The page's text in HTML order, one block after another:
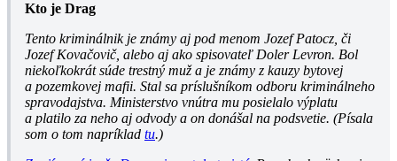
Kto je Drag
Tento kriminálnik je známy aj pod menom Jozef Patocz, či
Jozef Kovačovič, alebo aj ako spisovateľ Doler Levron. Bol
niekoľkokrát súde trestný muž a je známy z kauzy bytovej
a pozemkovej mafii. Stal sa príslušníkom odboru kriminálneho
spravodajstva. Ministerstvo vnútra mu posielalo výplatu
a platilo za neho aj odvody a on donášal na podsvetie. (Písala
som o tom napríklad tu.)